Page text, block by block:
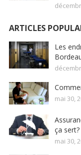
ARTICLES
Les
mai 30,
ça sert?
mai 30,